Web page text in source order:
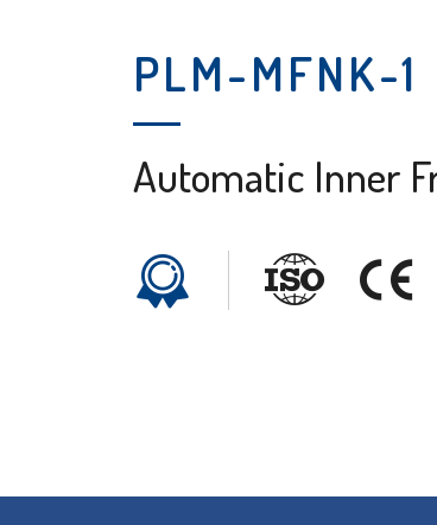
PLM-MFNK-1
Automatic Inner